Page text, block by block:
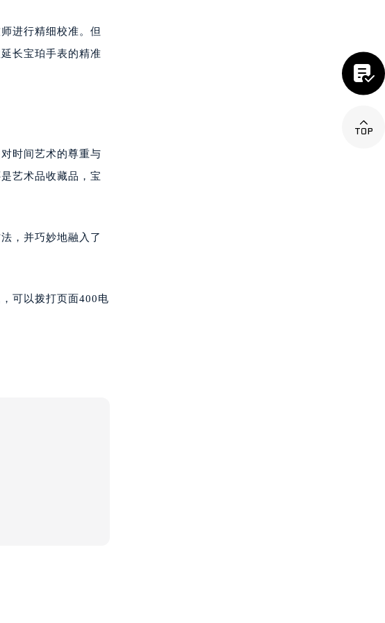
进行精细校准。但
长宝珀手表的精准
时间艺术的尊重与
艺术品收藏品，宝
，并巧妙地融入了
可以拨打页面400电

